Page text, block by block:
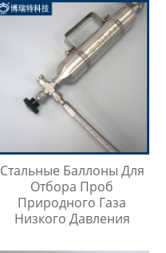
Стальные Баллоны Для
Отбора Проб
Природного Газа
Низкого Давления